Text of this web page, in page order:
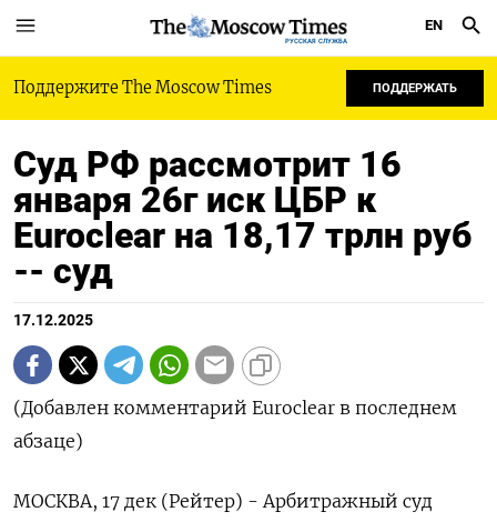
РУССКАЯ СЛУЖБА
EN
Поддержите The Moscow Times ПОДДЕРЖАТЬ
Суд РФ рассмотрит 16
января 26г иск ЦБР к
Euroclear на 18,17 трлн руб
-- суд
17.12.2025
(Добавлен комментарий Euroclear в последнем
абзаце)
МОСКВА, 17 дек (Рейтер) - Арбитражный суд